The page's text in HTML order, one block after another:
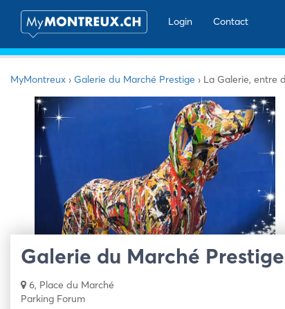
Login
Contact
MyMontreux › Galerie du Marché Prestige › La Galerie, entre
Galerie du Marché Prestige
6, Place du Marché
Parking Forum